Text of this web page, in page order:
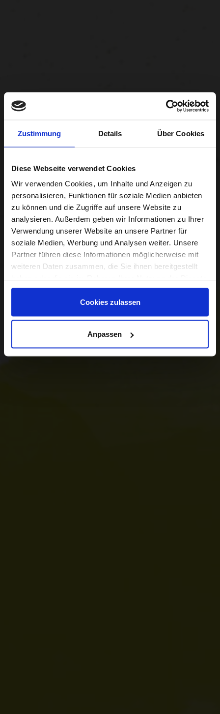
Zustimmung Details Über Cookies
Diese Webseite verwendet Cookies
Wir verwenden Cookies, um Inhalte und Anzeigen zu
personalisieren, Funktionen für soziale Medien anbieten
zu können und die Zugriffe auf unsere Website zu
analysieren. Außerdem geben wir Informationen zu Ihrer
Verwendung unserer Website an unsere Partner für
soziale Medien, Werbung und Analysen weiter. Unsere
Partner führen diese Informationen möglicherweise mit
weiteren Daten zusammen, die Sie ihnen bereitgestellt
gesammelt haben.
Cookies zulassen
Anpassen